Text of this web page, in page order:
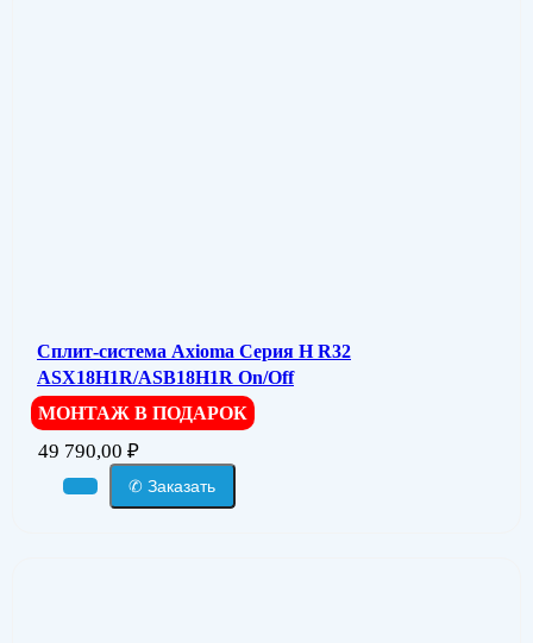
Сплит-система Axioma Серия H R32
ASX18H1R/ASB18H1R On/Off
МОНТАЖ В ПОДАРОК
49 790,00 ₽
✆ Заказать